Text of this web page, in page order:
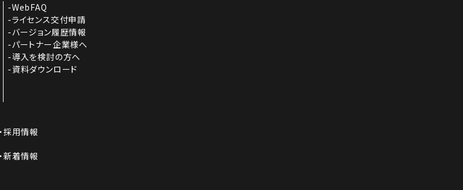
WebFAQ
ライセンス交付申請
バージョン履歴情報
パートナー企業様へ
導入を検討の方へ
資料ダウンロード
採用情報
新着情報